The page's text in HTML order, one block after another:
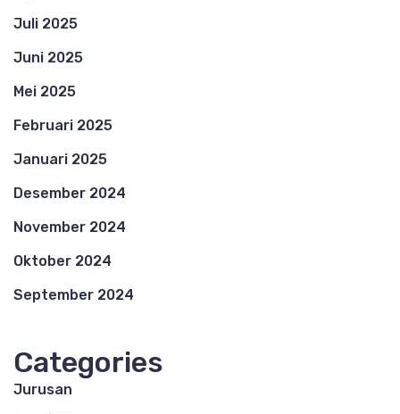
Juli 2025
Juni 2025
Mei 2025
Februari 2025
Januari 2025
Desember 2024
November 2024
Oktober 2024
September 2024
Categories
Jurusan